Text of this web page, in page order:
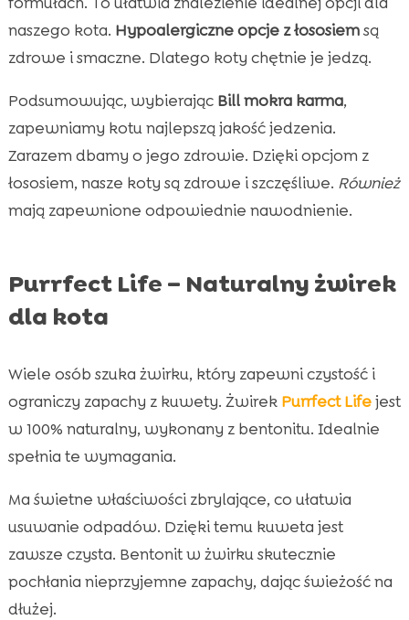
naszego kota. Hypoalergiczne opcje z łososiemsą
zdrowe i smaczne. Dlatego koty chętnie je jedzą.
Podsumowując, wybierając Bill mokra karma,
zapewniamy kotu najlepszą jakość jedzenia.
Zarazem dbamy o jego zdrowie. Dzięki opcjom z
łososiem, nasze koty są zdrowe i szczęśliwe. Również
mają zapewnione odpowiednie nawodnienie.
Purrfect Life – Naturalny żwirek
dla kota
Wiele osób szuka żwirku, który zapewni czystość i
ograniczy zapachy z kuwety. Żwirek Purrfect Lifejest
w 100% naturalny, wykonany z bentonitu. Idealnie
spełnia te wymagania.
Ma świetne właściwości zbrylające, co ułatwia
usuwanie odpadów. Dzięki temu kuweta jest
zawsze czysta. Bentonit w żwirku skutecznie
pochłania nieprzyjemne zapachy, dając świeżość na
dłużej.